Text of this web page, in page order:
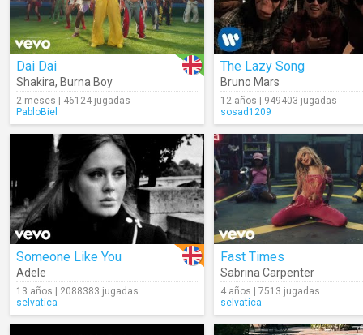
Dai Dai
Shakira, Burna Boy
2 meses | 46124 jugadas
PabloBiel
The Lazy Song
Bruno Mars
12 años | 949403 jugadas
sosad1209
Someone Like You
Adele
13 años | 2088383 jugadas
selvatica
Fast Times
Sabrina Carpenter
4 años | 7513 jugadas
selvatica